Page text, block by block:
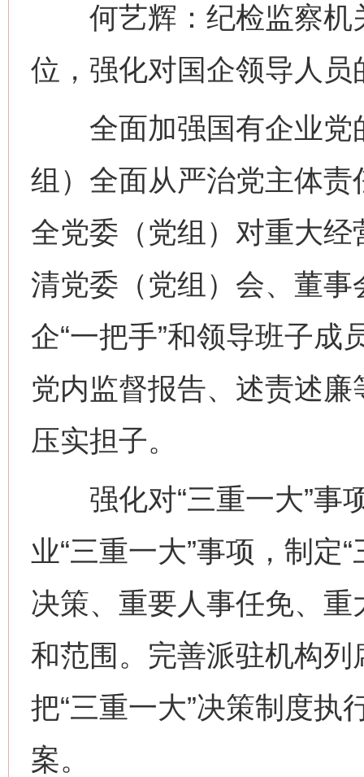
何艺辉：纪检监察机
位，强化对国企领导人员
全面加强国有企业党
组）全面从严治党主体
全党委（党组）对重大
清党委（党组）会、董
企“一把手”和领导班子
党内监督报告、述责述
压实担子。
强化对“三重一大”事
业“三重一大”事项，制定
决策、重要人事任免、
和范围。完善派驻机构
把“三重一大”决策制度执
案。